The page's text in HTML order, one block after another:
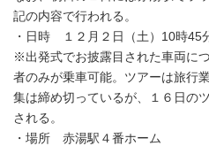
記の内容で行われる。
・日時 １２月２日（土）10時45
※出発式でお披露目された車両に
者のみが乗車可能。ツアーは旅行
集は締め切っているが、１６日の
される。
・場所 赤湯駅４番ホーム